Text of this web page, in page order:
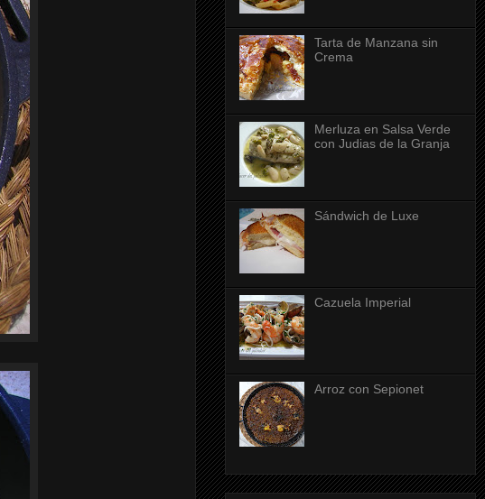
Tarta de Manzana sin
Crema
Merluza en Salsa Verde
con Judias de la Granja
Sándwich de Luxe
Cazuela Imperial
Arroz con Sepionet